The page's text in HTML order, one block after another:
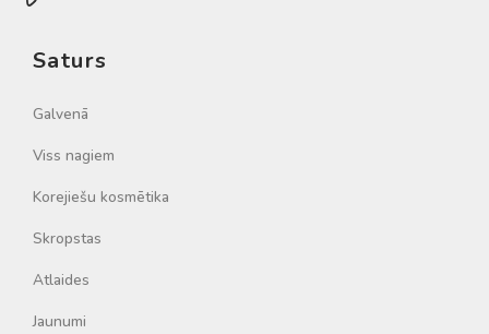
Saturs
Galvenā
Viss nagiem
Korejiešu kosmētika
Skropstas
Atlaides
Jaunumi